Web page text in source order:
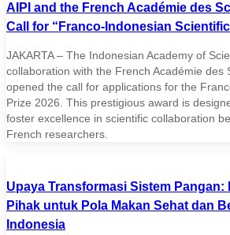
AIPI and the French Académie des
Call for “Franco-Indonesian Scientific
JAKARTA – The Indonesian Academy of
collaboration with the French Académie des
opened the call for applications for the
Prize 2026. This prestigious award is
foster excellence in scientific collaboration
French researchers.
Upaya Transformasi Sistem Pangan:
Pihak untuk Pola Makan Sehat dan
Indonesia